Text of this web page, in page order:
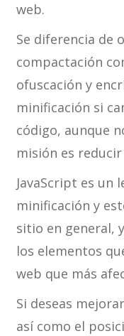
web.
Se diferencia de
compactación
ofuscación y
minificación si
código, aunque
misión es
JavaScript es un
minificación y
sitio en general,
los elementos
web que más
Si deseas
así como el